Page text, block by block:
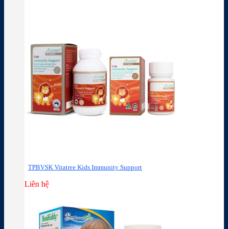
TPBVSK Vitatree Kids Immunity Support
Liên hệ